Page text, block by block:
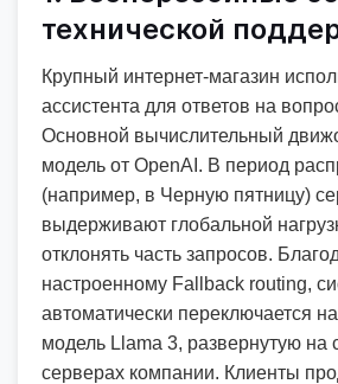
технической
Крупный интернет-магазин
ассистента для ответов на
Основной вычислительный
модель от OpenAI. В период
(например, в Черную пятницу)
выдерживают глобальной
отклонять часть запросов.
настроенному Fallback routing,
автоматически переключается
модель Llama 3, развернутую на
серверах компании. Клиенты